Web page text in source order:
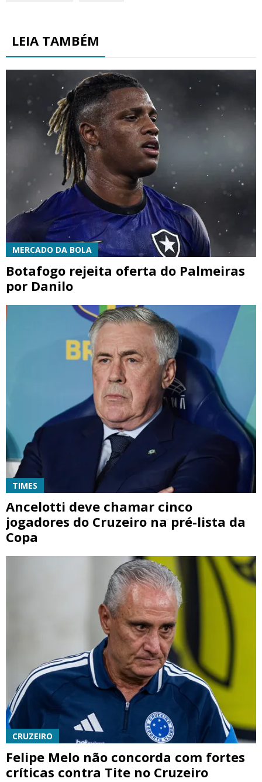
LEIA TAMBÉM
MERCADO DA BOLA
Botafogo rejeita oferta do Palmeiras
por Danilo
TIMES
Ancelotti deve chamar cinco
jogadores do Cruzeiro na pré-lista da
Copa
CRUZEIRO
Felipe Melo não concorda com fortes
críticas contra Tite no Cruzeiro